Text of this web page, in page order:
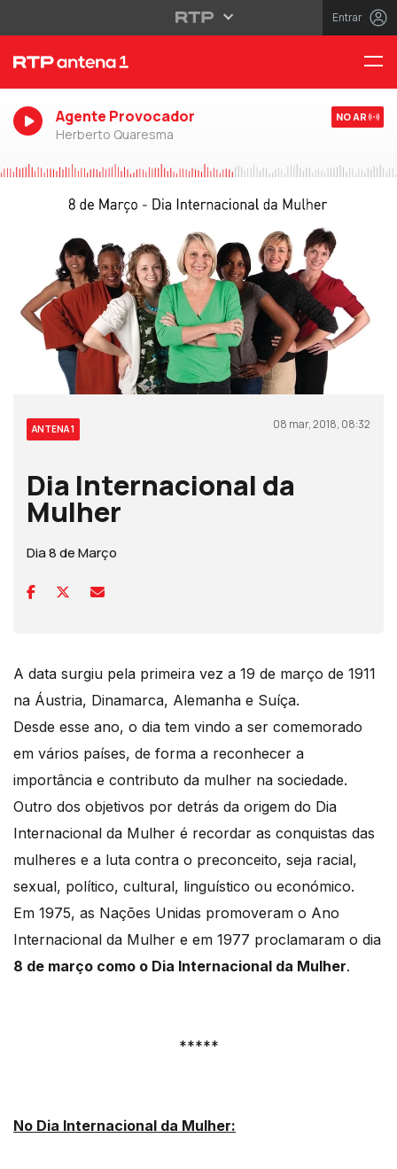
Entrar
Agente Provocador
Herberto Quaresma
NO AR
ANTENA 1 08 mar, 2018, 08:32
Dia Internacional da
Mulher
Dia 8 de Março
A data surgiu pela primeira vez a 19 de março de 1911
na Áustria, Dinamarca, Alemanha e Suíça.
Desde esse ano, o dia tem vindo a ser comemorado
em vários países, de forma a reconhecer a
importância e contributo da mulher na sociedade.
Outro dos objetivos por detrás da origem do Dia
Internacional da Mulher é recordar as conquistas das
mulheres e a luta contra o preconceito, seja racial,
sexual, político, cultural, linguístico ou económico.
Em 1975, as Nações Unidas promoveram o Ano
Internacional da Mulher e em 1977 proclamaram o dia
8 de março como o Dia Internacional da Mulher.
*****
No Dia Internacional da Mulher: